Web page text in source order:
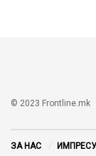
© 2023 Frontline.mk
ЗА НАС